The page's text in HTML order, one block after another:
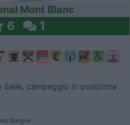
Mont Blanc
6 1
campeggio in posizione
Borgne